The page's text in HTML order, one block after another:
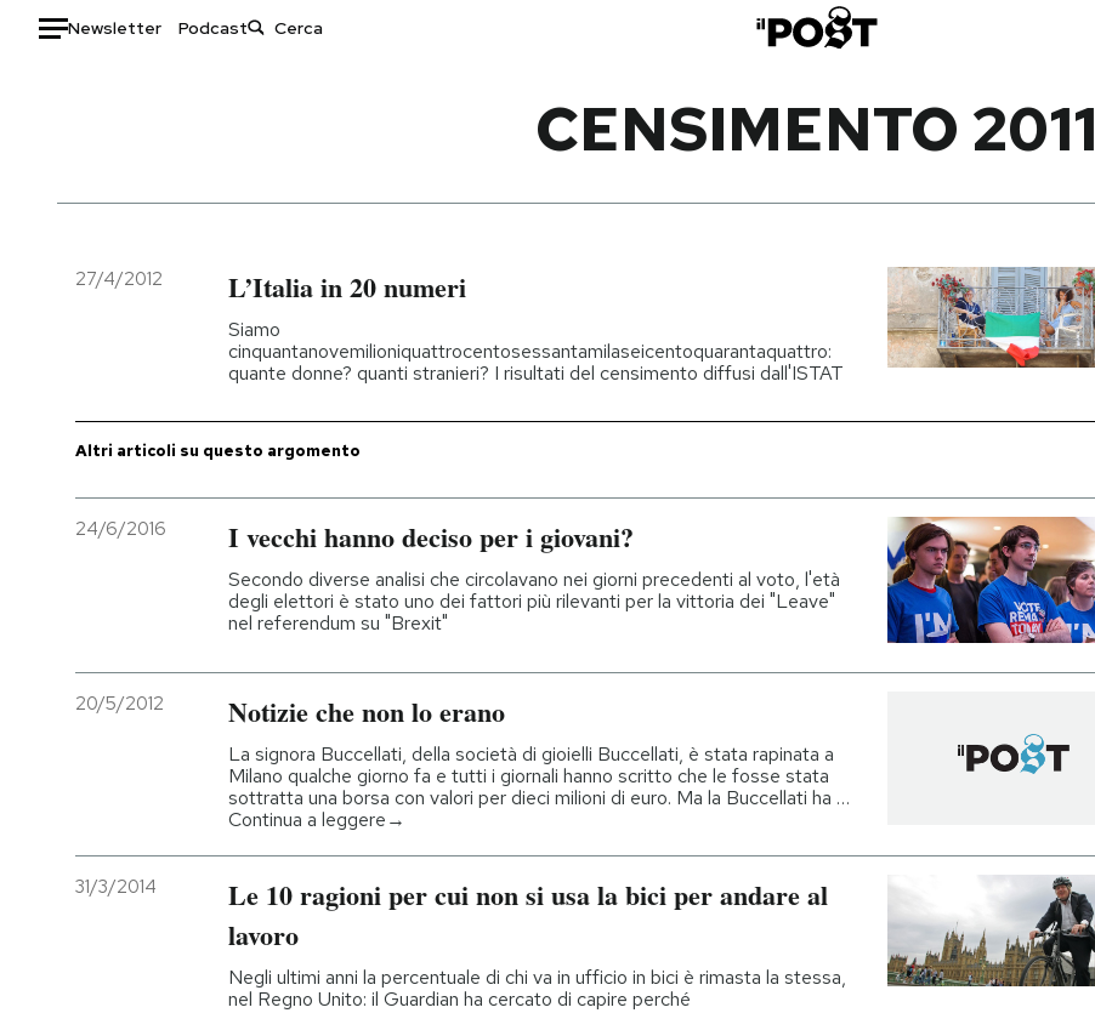
Newsletter Podcast
Italia
Politica
Economia
Moda
Ok Boomer!
Media
Altrecose
NEWSLETTER
AREA PERSONALE
CENSIMENTO 2011
27/4/2012 L’Italia in 20 numeri
Siamo
cinquantanovemilioniquattrocentosessantamilaseicentoquarantaquattro:
quante donne? quanti stranieri? I risultati del censimento diffusi dall'ISTAT
Altri articoli su questo argomento
24/6/2016 I vecchi hanno deciso per i giovani?
Secondo diverse analisi che circolavano nei giorni precedenti al voto, l'età
degli elettori è stato uno dei fattori più rilevanti per la vittoria dei "Leave"
nel referendum su "Brexit"
20/5/2012 Notizie che non lo erano
La signora Buccellati, della società di gioielli Buccellati, è stata rapinata a
Milano qualche giorno fa e tutti i giornali hanno scritto che le fosse stata
sottratta una borsa con valori per dieci milioni di euro. Ma la Buccellati ha …
Continua a leggere→
31/3/2014
Le 10 ragioni per cui non si usa la bici per andare al
lavoro
Negli ultimi anni la percentuale di chi va in ufficio in bici è rimasta la stessa,
nel Regno Unito: il Guardian ha cercato di capire perché